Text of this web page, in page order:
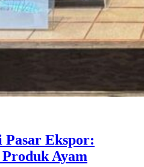
Pasar Ekspor:
Ayam